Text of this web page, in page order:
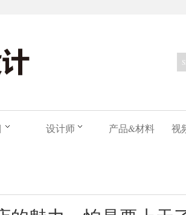
设计师 产品&材料 视